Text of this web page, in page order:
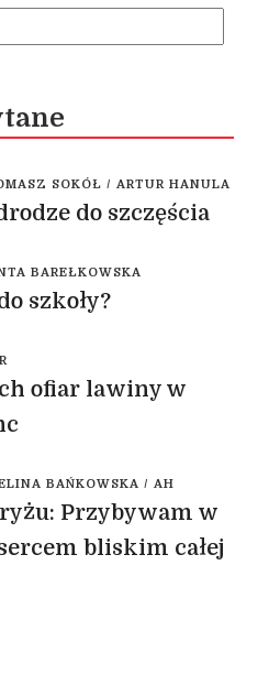
SOKÓŁ / ARTUR HANULA
do szczęścia
BAREŁKOWSKA
szkoły?
ofiar lawiny w
BAŃKOWSKA / AH
Przybywam w
bliskim całej